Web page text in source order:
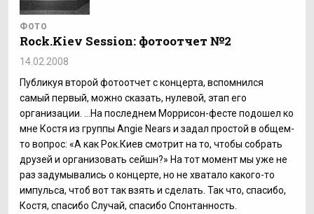
ФОТО
Rock.Kiev Session: фотоотчет №2
14.02.2008
Публикуя второй фотоотчет с концерта, вспомнился
самый первый, можно сказать, нулевой, этап его
организации. ...На последнем Моррисон-фесте подошел ко
мне Костя из группы Angie Nears и задал простой в общем-
то вопрос: «А как Рок.Киев смотрит на то, чтобы собрать
друзей и организовать сейшн?» На тот момент мы уже не
раз задумывались о концерте, но не хватало какого-то
импульса, чтоб вот так взять и сделать. Так что, спасибо,
Костя, спасибо Случай, спасибо Спонтанность.